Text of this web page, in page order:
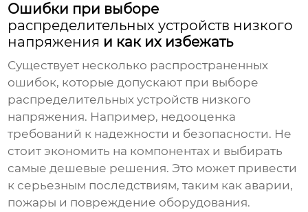
Ошибки при выборе
распределительных устройств низкого
напряжения и как их избежать
Существует несколько распространенных
ошибок, которые допускают при выборе
распределительных устройств низкого
напряжения. Например, недооценка
требований к надежности и безопасности. Не
стоит экономить на компонентах и выбирать
самые дешевые решения. Это может привести
к серьезным последствиям, таким как аварии,
пожары и повреждение оборудования.